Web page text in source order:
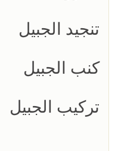
تنجيد الجبيل
كنب الجبيل
تركيب الجبيل